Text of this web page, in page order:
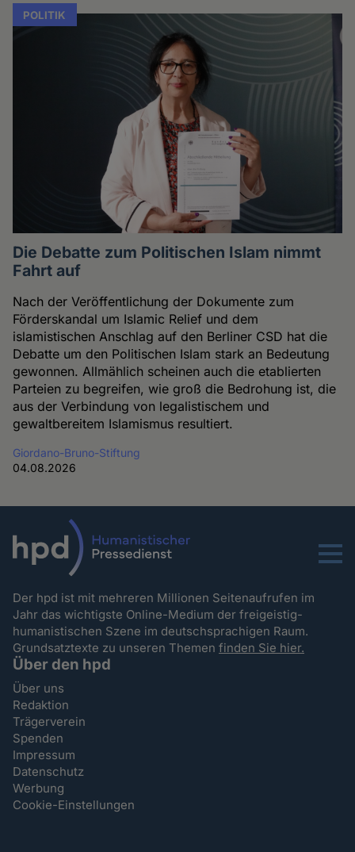
POLITIK
Die Debatte zum Politischen Islam nimmt
Fahrt auf
Nach der Veröffentlichung der Dokumente zum
Förderskandal um Islamic Relief und dem
islamistischen Anschlag auf den Berliner CSD hat die
Debatte um den Politischen Islam stark an Bedeutung
gewonnen. Allmählich scheinen auch die etablierten
Parteien zu begreifen, wie groß die Bedrohung ist, die
aus der Verbindung von legalistischem und
gewaltbereitem Islamismus resultiert.
Giordano-Bruno-Stiftung
04.08.2026
Menu
Der hpd ist mit mehreren Millionen Seitenaufrufen im
Jahr das wichtigste Online-Medium der freigeistig-
humanistischen Szene im deutschsprachigen Raum.
Grundsatztexte zu unseren Themenfinden Sie hier.
Über den hpd
Über uns
Redaktion
Trägerverein
Spenden
Impressum
Datenschutz
Werbung
Cookie-Einstellungen